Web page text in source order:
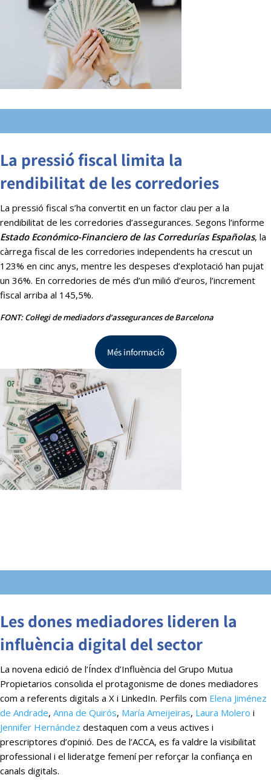
La pressió fiscal limita la
rendibilitat de les corredories
La pressió fiscal s’ha convertit en un factor clau per a la
rendibilitat de les corredories d’assegurances. Segons l’informe
Estado Económico-Financiero de las Corredurías Españolas, la
càrrega fiscal de les corredories independents ha crescut un
123% en cinc anys, mentre les despeses d’explotació han pujat
un 36%. En corredories de més d’un milió d’euros, l’increment
fiscal arriba al 145,5%.
FONT: Col·legi de mediadors d’assegurances de Barcelona
Més informació
Les dones mediadores lideren la
influència digital del sector
La novena edició de l’Índex d’Influència del Grupo Mutua
Propietarios consolida el protagonisme de dones mediadores
com a referents digitals a X i LinkedIn. Perfils com Elena Jiménez
de Andrade, Anna de Quirós, María Ameijeiras, Laura Molero i
Jennifer Hernández destaquen com a veus actives i
prescriptores d’opinió. Des de l’ACCA, es fa valdre la visibilitat
professional i el lideratge femení per reforçar la confiança en
canals digitals.